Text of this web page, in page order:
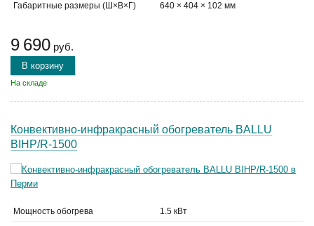
Габаритные размеры (Ш×В×Г) 640 × 404 × 102 мм
9 690 руб.
В корзину
На складе
Конвективно-инфракрасный обогреватель BALLU
BIHP/R-1500
Мощность обогрева 1.5 кВт